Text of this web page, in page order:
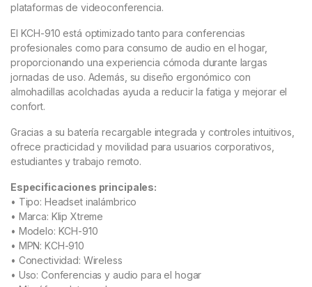
plataformas de videoconferencia.
El KCH-910 está optimizado tanto para conferencias
profesionales como para consumo de audio en el hogar,
proporcionando una experiencia cómoda durante largas
jornadas de uso. Además, su diseño ergonómico con
almohadillas acolchadas ayuda a reducir la fatiga y mejorar el
confort.
Gracias a su batería recargable integrada y controles intuitivos,
ofrece practicidad y movilidad para usuarios corporativos,
estudiantes y trabajo remoto.
Especificaciones principales:
• Tipo: Headset inalámbrico
• Marca: Klip Xtreme
• Modelo: KCH-910
• MPN: KCH-910
• Conectividad: Wireless
• Uso: Conferencias y audio para el hogar